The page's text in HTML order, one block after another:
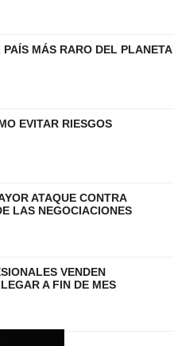
MÁS RARO DEL PLANETA
EVITAR RIESGOS
ATAQUE CONTRA
LAS NEGOCIACIONES
VENDEN
A FIN DE MES